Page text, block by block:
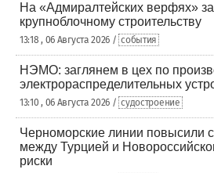
На «Адмиралтейских верфях»
крупноблочному строительству
13:18 , 06 Августа 2026 / события
НЭМО: заглянем в цех по
электрораспределительных
13:10 , 06 Августа 2026 / судостроение
Черноморские линии повысили
между Турцией и
риски